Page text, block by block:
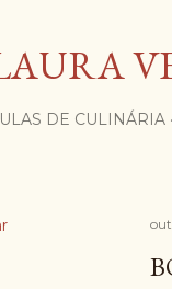
DE CULINÁRIA